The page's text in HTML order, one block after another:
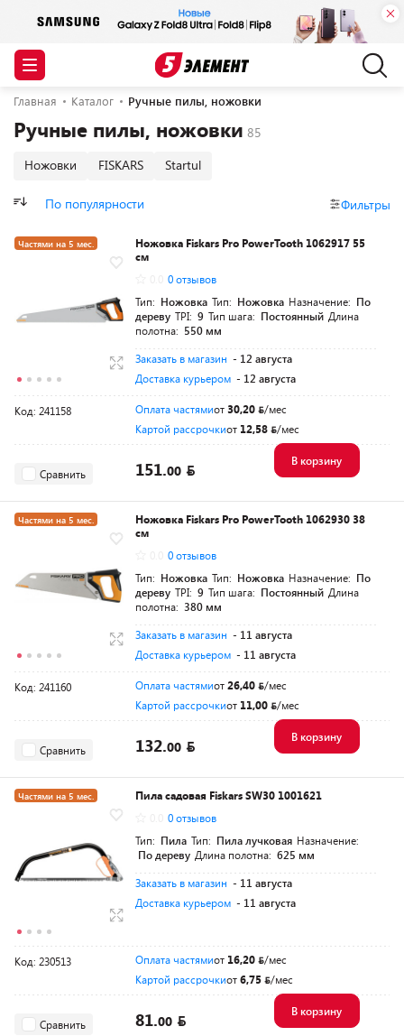
Главная Каталог Ручные пилы, ножовки
Ручные пилы, ножовки
Ножовки FISKARS Startul
По популярности Фильтры
Частями на 5 мес.
Ножовка Fiskars Pro PowerTooth 1062917 55
см
0 отзывов
Тип: Ножовка Тип: Ножовка Назначение: По
дереву TPI: 9 Тип шага: Постоянный Длина
полотна: 550 мм
Заказать в магазин - 12 августа
Доставка курьером - 12 августа
Код: 241158 Оплата частямиот30,20
/мес
Картой рассрочкиот 12,58 /мес
Сравнить 151.00
В корзину
Частями на 5 мес.
Ножовка Fiskars Pro PowerTooth 1062930 38
см
0 отзывов
Тип: Ножовка Тип: Ножовка Назначение: По
дереву TPI: 9 Тип шага: Постоянный Длина
полотна: 380 мм
Заказать в магазин - 11 августа
Доставка курьером - 11 августа
Код: 241160 Оплата частямиот26,40
/мес
Картой рассрочкиот 11,00 /мес
Сравнить 132.00
В корзину
Частями на 5 мес.
Пила садовая Fiskars SW30 1001621
0 отзывов
Тип: Пила Тип: Пила лучковая Назначение:
По дереву Длина полотна: 625 мм
Заказать в магазин - 11 августа
Доставка курьером - 11 августа
Код: 230513 Оплата частямиот 16,20
/мес
Картой рассрочкиот6,75 /мес
Сравнить 81.00
В корзину